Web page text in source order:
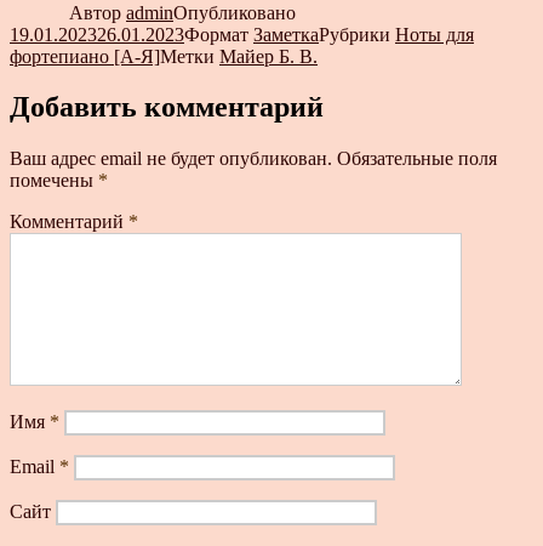
Автор adminОпубликовано
19.01.202326.01.2023Формат ЗаметкаРубрики Ноты для
фортепиано [А-Я]Метки Майер Б. В.
Добавить комментарий
Ваш адрес email не будет опубликован. Обязательные поля
помечены *
Комментарий *
Имя *
Email *
Сайт